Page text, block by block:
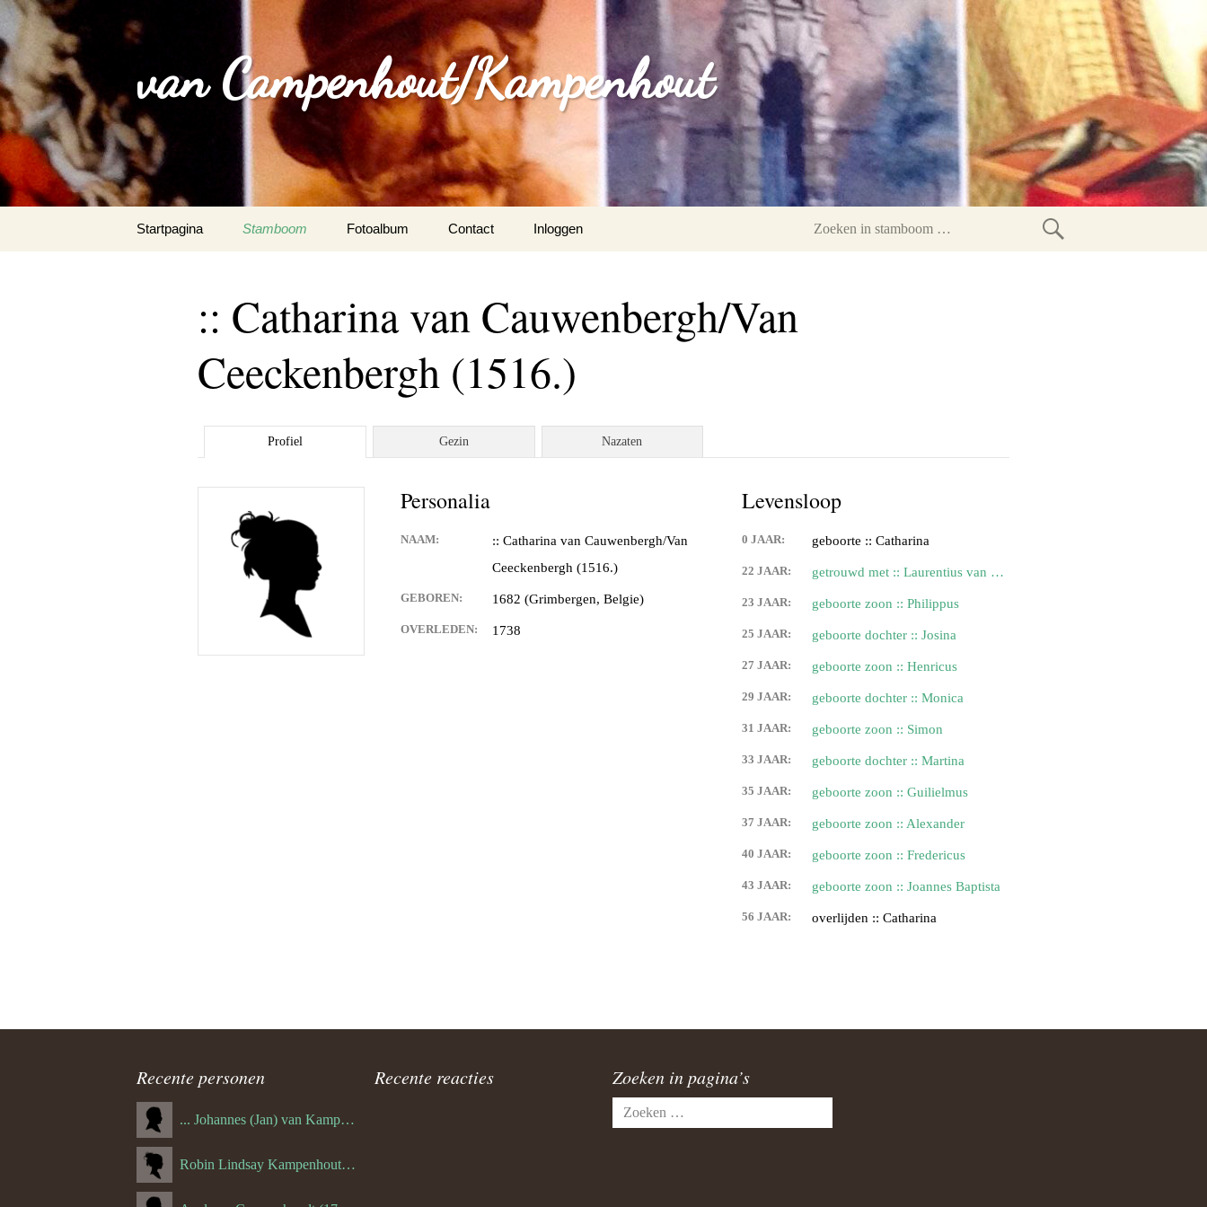
van Campenhout/Kampenhout
naar
Startpagina Stamboom Fotoalbum Contact
Inloggen
Zoeken
:: Catharina van Cauwenbergh/Van
Ceeckenbergh (1516.)
Profiel Gezin Nazaten
Personalia
NAAM:
:: Catharina van Cauwenbergh/Van
Ceeckenbergh (1516.)
GEBOREN: 1682 (Grimbergen, Belgie)
OVERLEDEN: 1738
Levensloop
0 JAAR: geboorte :: Catharina
22 JAAR: getrouwd met :: Laurentius van Campenhout (1515.)
23 JAAR: geboorte zoon :: Philippus
25 JAAR: geboorte dochter :: Josina
27 JAAR: geboorte zoon :: Henricus
29 JAAR: geboorte dochter :: Monica
31 JAAR: geboorte zoon :: Simon
33 JAAR: geboorte dochter :: Martina
35 JAAR: geboorte zoon :: Guilielmus
37 JAAR: geboorte zoon :: Alexander
40 JAAR: geboorte zoon :: Fredericus
43 JAAR: geboorte zoon :: Joannes Baptista
56 JAAR: overlijden :: Catharina
Recente personen
... Johannes (Jan) van Kampenhout (1311.)
Robin Lindsay Kampenhout (1346.) (06-03-2023)
Recente reacties Zoeken in pagina’s
Zoeken
naar: